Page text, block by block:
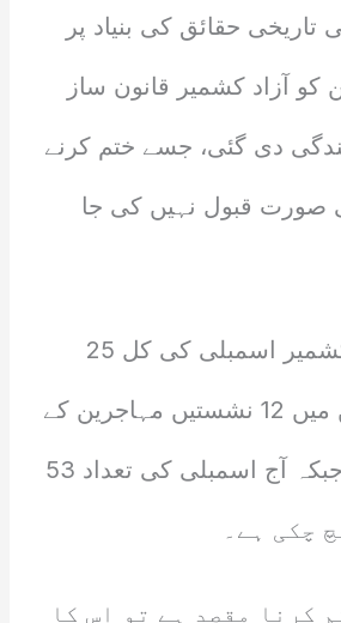
تاریخی حقائق کی بنیاد پر
آزاد کشمیر قانون ساز
دی گئی، جسے ختم کرنے
قبول نہیں کی جا
ماضی میں آزاد کشمیر اسمبلی کی کل 25
نشستیں تھیں جن میں 12 نشستیں مہاجرین کے
لیے مختص تھیں، جبکہ آج اسمبلی کی تعداد 53
چکی ہے۔
کرنا مقصد ہے تو اس کا